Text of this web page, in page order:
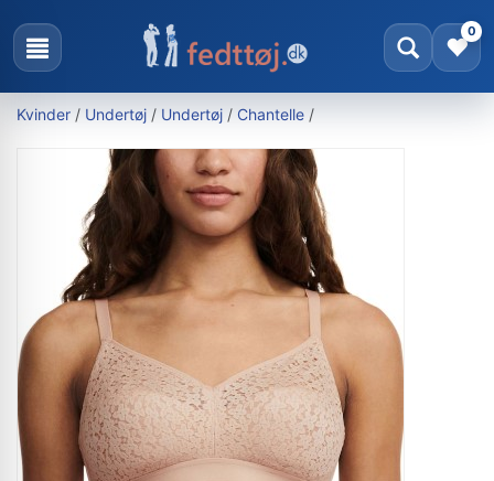
0
Kvinder / Undertøj / Undertøj / Chantelle /